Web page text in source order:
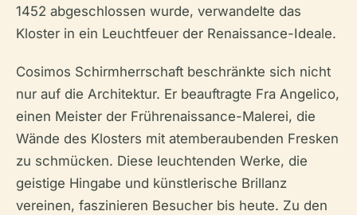
1452 abgeschlossen wurde, verwandelte das
Kloster in ein Leuchtfeuer der Renaissance-Ideale.
Cosimos Schirmherrschaft beschränkte sich nicht
nur auf die Architektur. Er beauftragte Fra Angelico,
einen Meister der Frührenaissance-Malerei, die
Wände des Klosters mit atemberaubenden Fresken
zu schmücken. Diese leuchtenden Werke, die
geistige Hingabe und künstlerische Brillanz
vereinen, faszinieren Besucher bis heute. Zu den